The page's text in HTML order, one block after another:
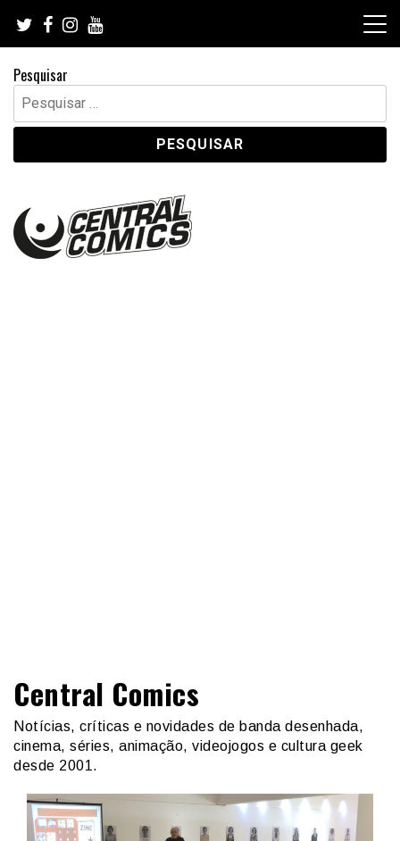
content
Pesquisar
Pesquisar
por:
Central Comics
Notícias, críticas e novidades de banda desenhada,
cinema, séries, animação, videojogos e cultura geek
desde 2001.